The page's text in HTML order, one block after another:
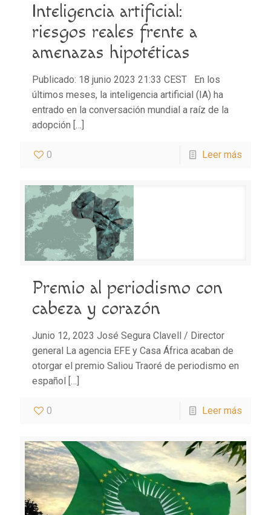
Inteligencia artificial:
riesgos reales frente a
amenazas hipotéticas
Publicado: 18 junio 2023 21:33 CEST En los
últimos meses, la inteligencia artificial (IA) ha
entrado en la conversación mundial a raíz de la
adopción […]
0 Leer más
Premio al periodismo con
cabeza y corazón
Junio 12, 2023 José Segura Clavell / Director
general La agencia EFE y Casa África acaban de
otorgar el premio Saliou Traoré de periodismo en
español
[…]
0 Leer más